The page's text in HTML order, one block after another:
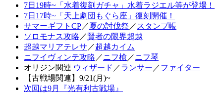
7日19時~「水着復刻ガチャ」水着ラジエル等が登場！
7日17時~「天上劇団もぐら座」復刻開催！
サマーギフトCP／夏の討伐祭 ／ スタンプ帳
ソロモナス攻略 ／賢者の限界超越
超越マリアテレサ ／超越カイム
ニフイヴィンテ攻略 ／ニフ槍 ／ニフ琴
オリジン関連 ウィザード ／ランサー ／ファイター
【古戦場関連】9/21(月)~
次回は9月『光有利古戦場』